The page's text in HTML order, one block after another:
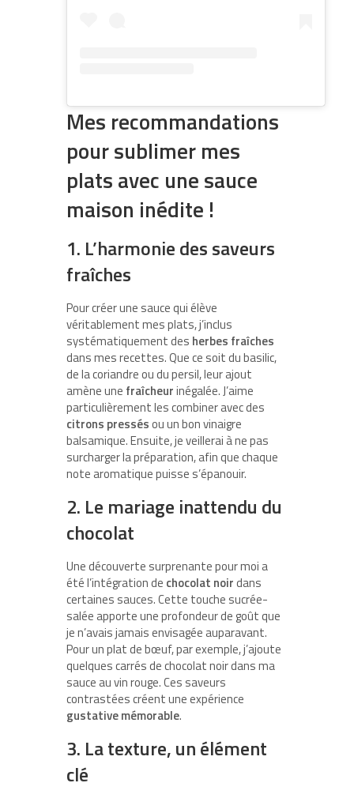
Mes recommandations
pour sublimer mes
plats avec une sauce
maison inédite !
1. L’harmonie des saveurs
fraîches
Pour créer une sauce qui élève
véritablement mes plats, j’inclus
systématiquement des herbes fraîches
dans mes recettes. Que ce soit du basilic,
de la coriandre ou du persil, leur ajout
amène une fraîcheurinégalée. J’aime
particulièrement les combiner avec des
citrons pressésou un bon vinaigre
balsamique. Ensuite, je veillerai à ne pas
surcharger la préparation, afin que chaque
note aromatique puisse s’épanouir.
2. Le mariage inattendu du
chocolat
Une découverte surprenante pour moi a
été l’intégration de chocolat noirdans
certaines sauces. Cette touche sucrée-
salée apporte une profondeur de goût que
je n’avais jamais envisagée auparavant.
Pour un plat de bœuf, par exemple, j’ajoute
quelques carrés de chocolat noir dans ma
sauce au vin rouge. Ces saveurs
contrastées créent une expérience
gustative mémorable.
3. La texture, un élément
clé